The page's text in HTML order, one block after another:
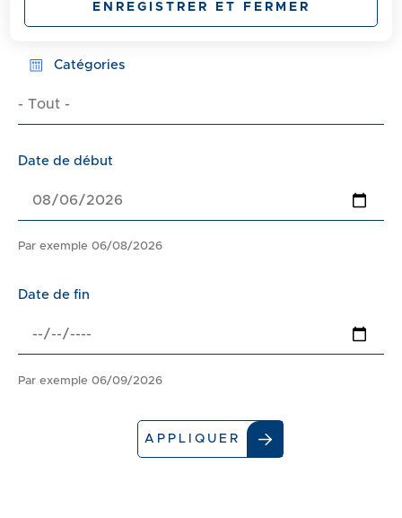
Catégories
- Tout -
Date de début
Par exemple 06/08/2026
Date de fin
Par exemple 06/09/2026
APPLIQUER
ENREGISTRER ET FERMER